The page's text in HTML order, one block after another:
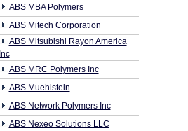
ABS MBA Polymers
ABS Mitech Corporation
ABS Mitsubishi Rayon America
Inc
ABS MRC Polymers Inc
ABS Muehlstein
ABS Network Polymers Inc
ABS Nexeo Solutions LLC